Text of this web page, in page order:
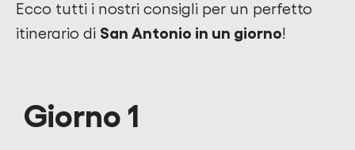
Ecco tutti i nostri consigli per un perfetto
itinerario di San Antonio in un giorno!
Giorno 1